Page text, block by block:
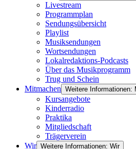
Livestream
Programmplan
Sendungsübersicht
Playlist
Musiksendungen
Wortsendungen
Lokalredaktions-Podcasts
Über das Musikprogramm
Trug und Schein
Mitmachen Weitere Informationen:
Kursangebote
Kinderradio
Praktika
Mitgliedschaft
Trägerverein
Wir Weitere Informationen: Wir